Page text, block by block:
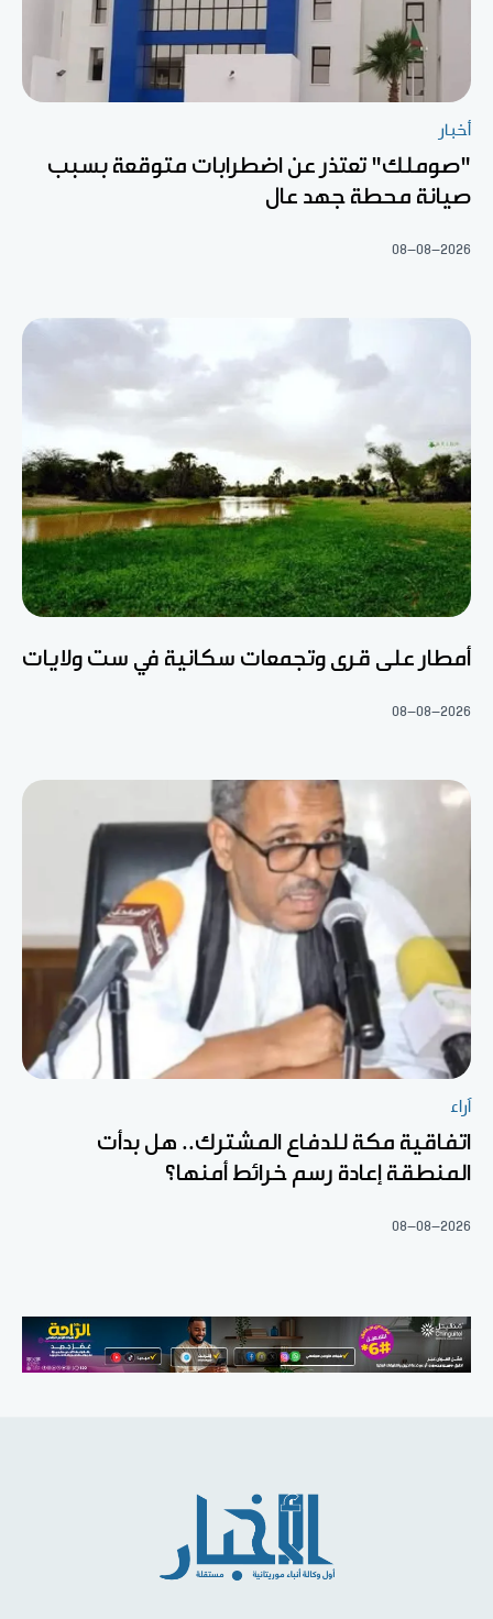
أخبار
"صوملك" تعتذر عن اضطرابات متوقعة بسبب
صيانة محطة جهد عال
08-08-2026
أمطار على قرى وتجمعات سكانية في ست ولايات
08-08-2026
آراء
اتفاقية مكة للدفاع المشترك.. هل بدأت
المنطقة إعادة رسم خرائط أمنها؟
08-08-2026